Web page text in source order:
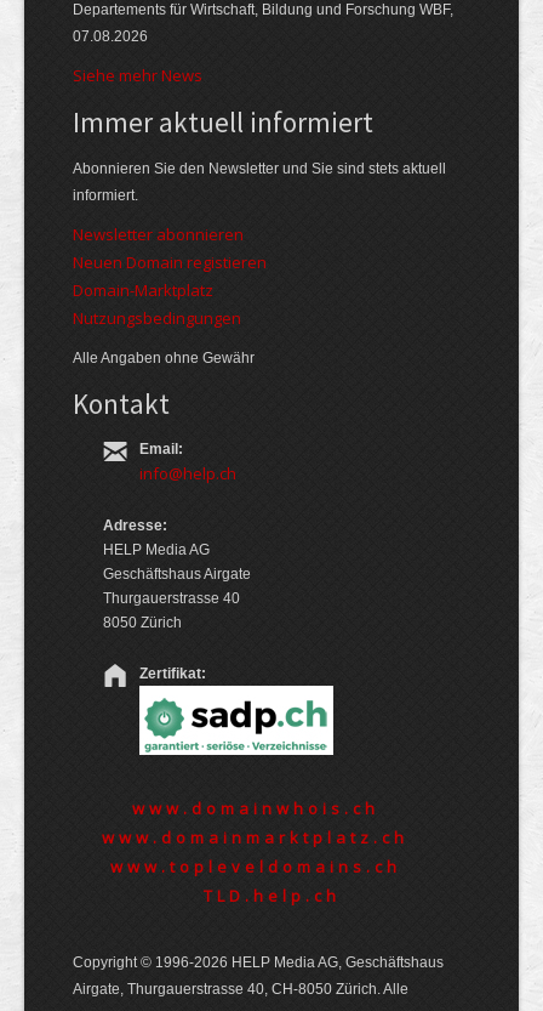
Departements für Wirtschaft, Bildung und Forschung WBF,
07.08.2026
Siehe mehr News
Immer aktuell informiert
Abonnieren Sie den Newsletter und Sie sind stets aktuell
informiert.
Newsletter abonnieren
Neuen Domain registieren
Domain-Marktplatz
Nutzungsbedingungen
Alle Angaben ohne Gewähr
Kontakt
Email:
info@help.ch
Adresse:
HELP Media AG
Geschäftshaus Airgate
Thurgauerstrasse 40
8050 Zürich
Zertifikat:
www.domainwhois.ch
www.domainmarktplatz.ch
www.topleveldomains.ch
TLD.help.ch
Copyright © 1996-2026 HELP Media AG, Geschäftshaus
Airgate, Thurgauer­strasse 40, CH-8050 Zürich. Alle